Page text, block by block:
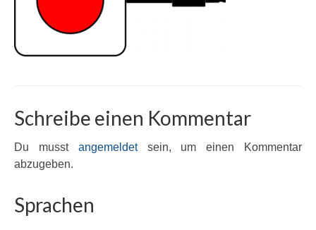
Linkliste
Schreibe einen Kommentar
Du musst angemeldetsein, um einen Kommentar
abzugeben.
Sprachen